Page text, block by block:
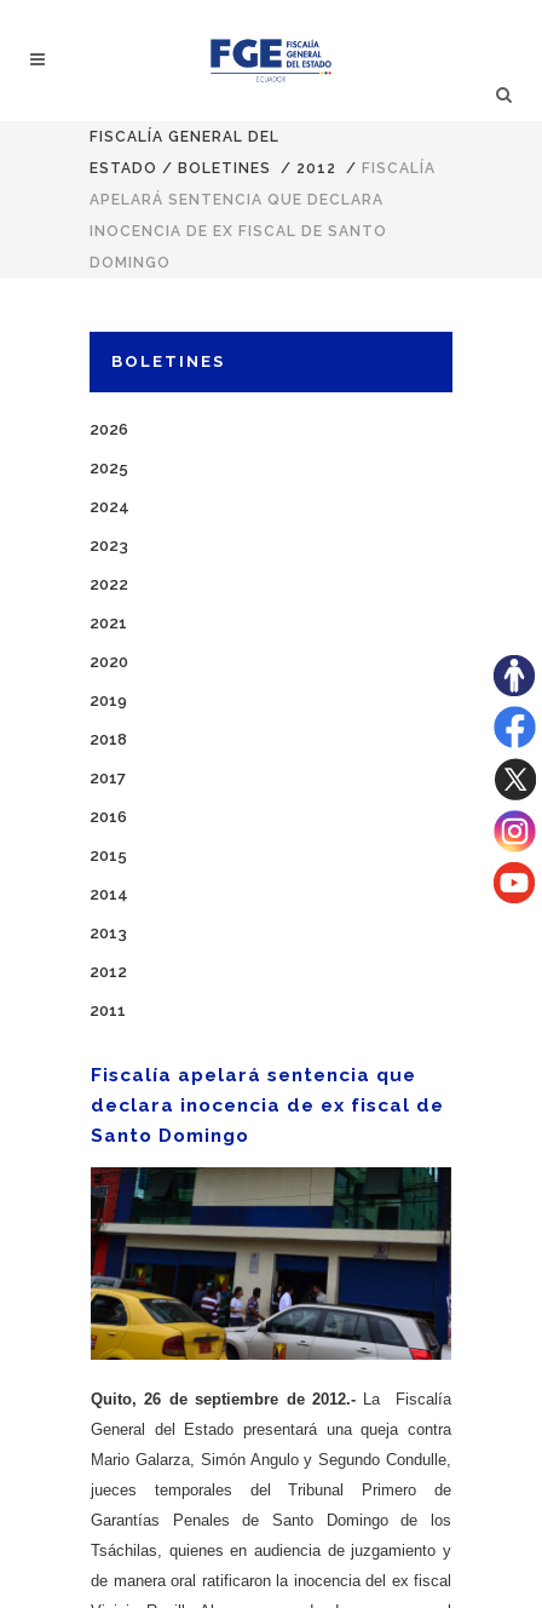
FISCALÍA GENERAL DEL
ESTADO / BOLETINES / 2012 / FISCALÍA
APELARÁ SENTENCIA QUE DECLARA
INOCENCIA DE EX FISCAL DE SANTO
DOMINGO
BOLETINES
2026
2025
2024
2023
2022
2021
2020
2019
2018
2017
2016
2015
2014
2013
2012
2011
Fiscalía apelará sentencia que
declara inocencia de ex fiscal de
Santo Domingo
Quito, 26 de septiembre de 2012.-La Fiscalía
General del Estado presentará una queja contra
Mario Galarza, Simón Angulo y Segundo Condulle,
jueces temporales del Tribunal Primero de
Garantías Penales de Santo Domingo de los
Tsáchilas, quienes en audiencia de juzgamiento y
de manera oral ratificaron la inocencia del ex fiscal